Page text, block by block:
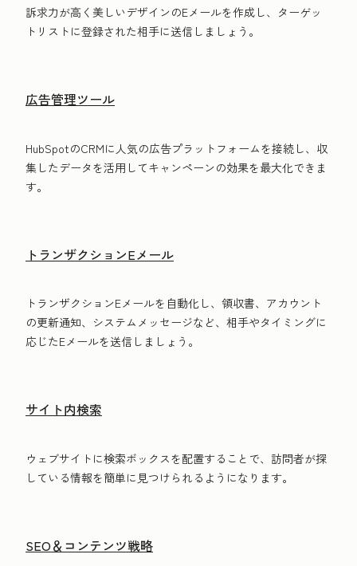
訴求力が高く美しいデザインのEメールを作成し、ターゲッ
トリストに登録された相手に送信しましょう。
広告管理ツール
HubSpotのCRMに人気の広告プラットフォームを接続し、収
集したデータを活用してキャンペーンの効果を最大化できま
す。
トランザクションEメール
トランザクションEメールを自動化し、領収書、アカウント
の更新通知、システムメッセージなど、相手やタイミングに
応じたEメールを送信しましょう。
サイト内検索
ウェブサイトに検索ボックスを配置することで、訪問者が探
している情報を簡単に見つけられるようになります。
SEO＆コンテンツ戦略